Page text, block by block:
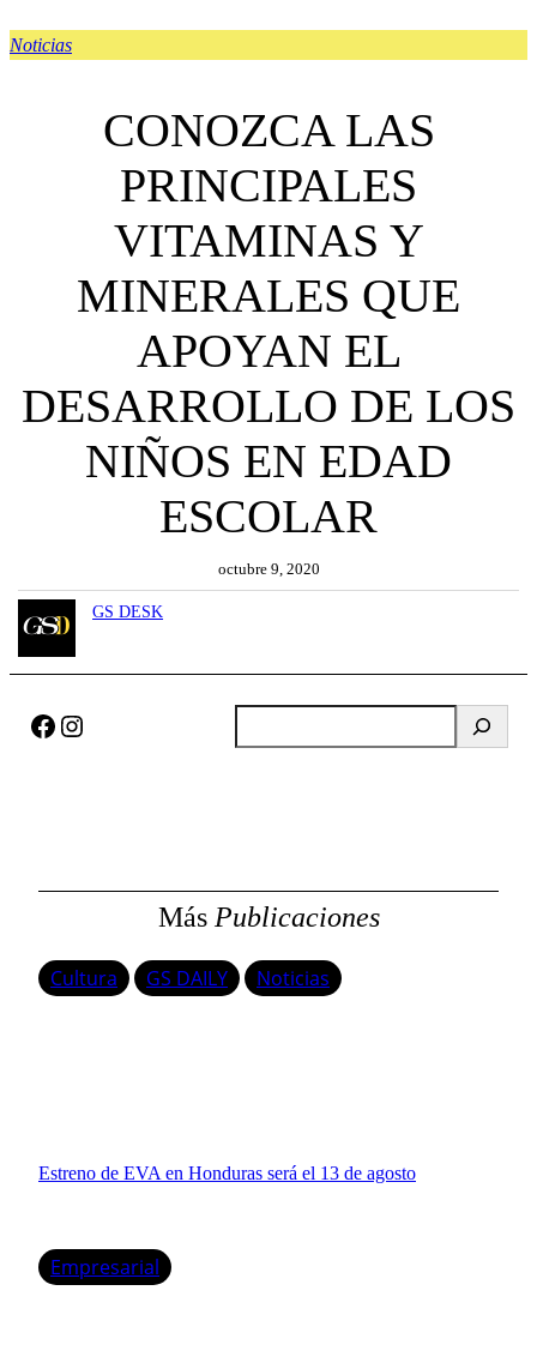
Noticias
CONOZCA LAS
PRINCIPALES
VITAMINAS Y
MINERALES QUE
APOYAN EL
DESARROLLO DE LOS
NIÑOS EN EDAD
ESCOLAR
octubre 9, 2020
GS DESK
Facebook Instagram
u
MásPublicaciones
Cultura GS DAILY Noticias
Estreno de EVA en Honduras será el 13 de agosto
Empresarial